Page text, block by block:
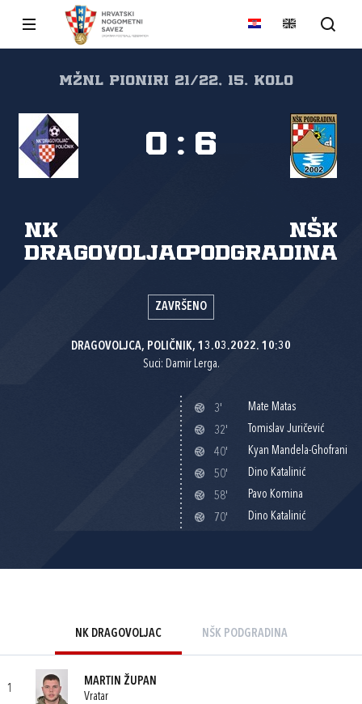
MŽNL PIONIRI 21/22, 15. kolo
NK
Dragovoljac
NŠK
Podgradina
0 : 6
ZAVRŠENO
DRAGOVOLJCA, POLIČNIK, 13.03.2022. 10:30
Suci: Damir Lerga.
3'
Mate Matas
32'
Tomislav Juričević
40'
Kyan Mandela-Ghofrani
50'
Dino Katalinić
58'
Pavo Komina
70'
Dino Katalinić
NK DRAGOVOLJAC NŠK PODGRADINA
1
MARTIN ŽUPAN
Vratar